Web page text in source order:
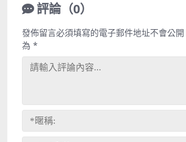
評論（0）
發佈留言必須填寫的電子郵件地址不會公開
為 *